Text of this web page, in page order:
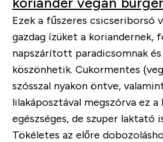
Ezek a fűszeres csicseriborsó
gazdag ízüket a koriandernek,
napszárított paradicsomnak és
köszönhetik. Cukormentes
szósszal nyakon öntve,
lilakáposztával megszórva ez a
egészséges, de szuper laktató
Tökéletes az előre